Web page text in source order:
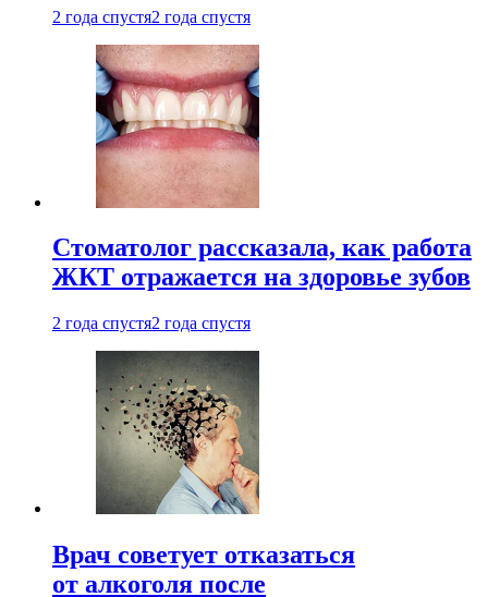
2 года спустя2 года спустя
Стоматолог рассказала, как работа
ЖКТ отражается на здоровье зубов
2 года спустя2 года спустя
Врач советует отказаться
от алкоголя после